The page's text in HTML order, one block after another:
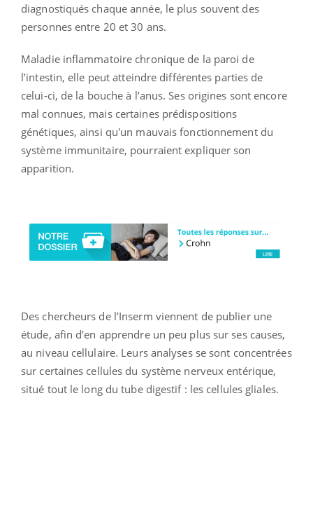
diagnostiqués chaque année, le plus souvent des
personnes entre 20 et 30 ans.
Maladie inflammatoire chronique de la paroi de
l’intestin, elle peut atteindre différentes parties de
celui-ci, de la bouche à l’anus. Ses origines sont encore
mal connues, mais certaines prédispositions
génétiques, ainsi qu'un mauvais fonctionnement du
système immunitaire, pourraient expliquer son
apparition.
Des chercheurs de l’Inserm viennent de publier une
étude, afin d’en apprendre un peu plus sur ses causes,
au niveau cellulaire. Leurs analyses se sont concentrées
sur certaines cellules du système nerveux entérique,
situé tout le long du tube digestif : les cellules gliales.